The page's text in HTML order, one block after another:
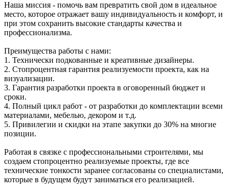
Наша миссия - помочь вам превратить свой дом в идеальное
место, которое отражает вашу индивидуальность и комфорт, и
при этом сохранить высокие стандарты качества и
профессионализма.
Преимущества работы с нами:
1. Технически подкованные и креативные дизайнеры.
2. Стопроцентная гарантия реализуемости проекта, как на
визуализации.
3. Гарантия разработки проекта в оговоренный бюджет и
сроки.
4. Полный цикл работ - от разработки до комплектации всеми
материалами, мебелью, декором и т.д.
5. Привилегии и скидки на этапе закупки до 30% на многие
позиции.
Работая в связке с профессиональными строителями, мы
создаем стопроцентно реализуемые проекты, где все
технические тонкости заранее согласованы со специалистами,
которые в будущем будут заниматься его реализацией.